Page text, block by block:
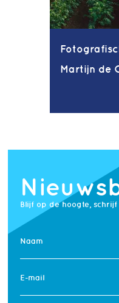
Martijn de
Blijf op de hoogte, schrijf
Naam
E-mail